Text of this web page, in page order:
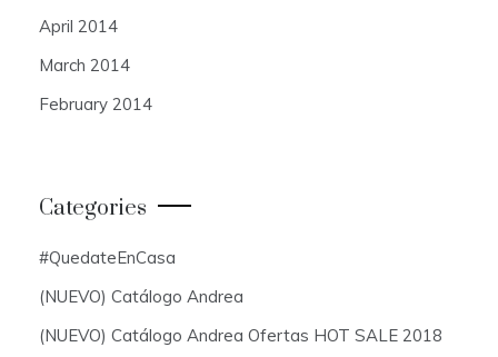
April 2014
March 2014
February 2014
Categories
#QuedateEnCasa
(NUEVO) Catálogo Andrea
(NUEVO) Catálogo Andrea Ofertas HOT SALE 2018